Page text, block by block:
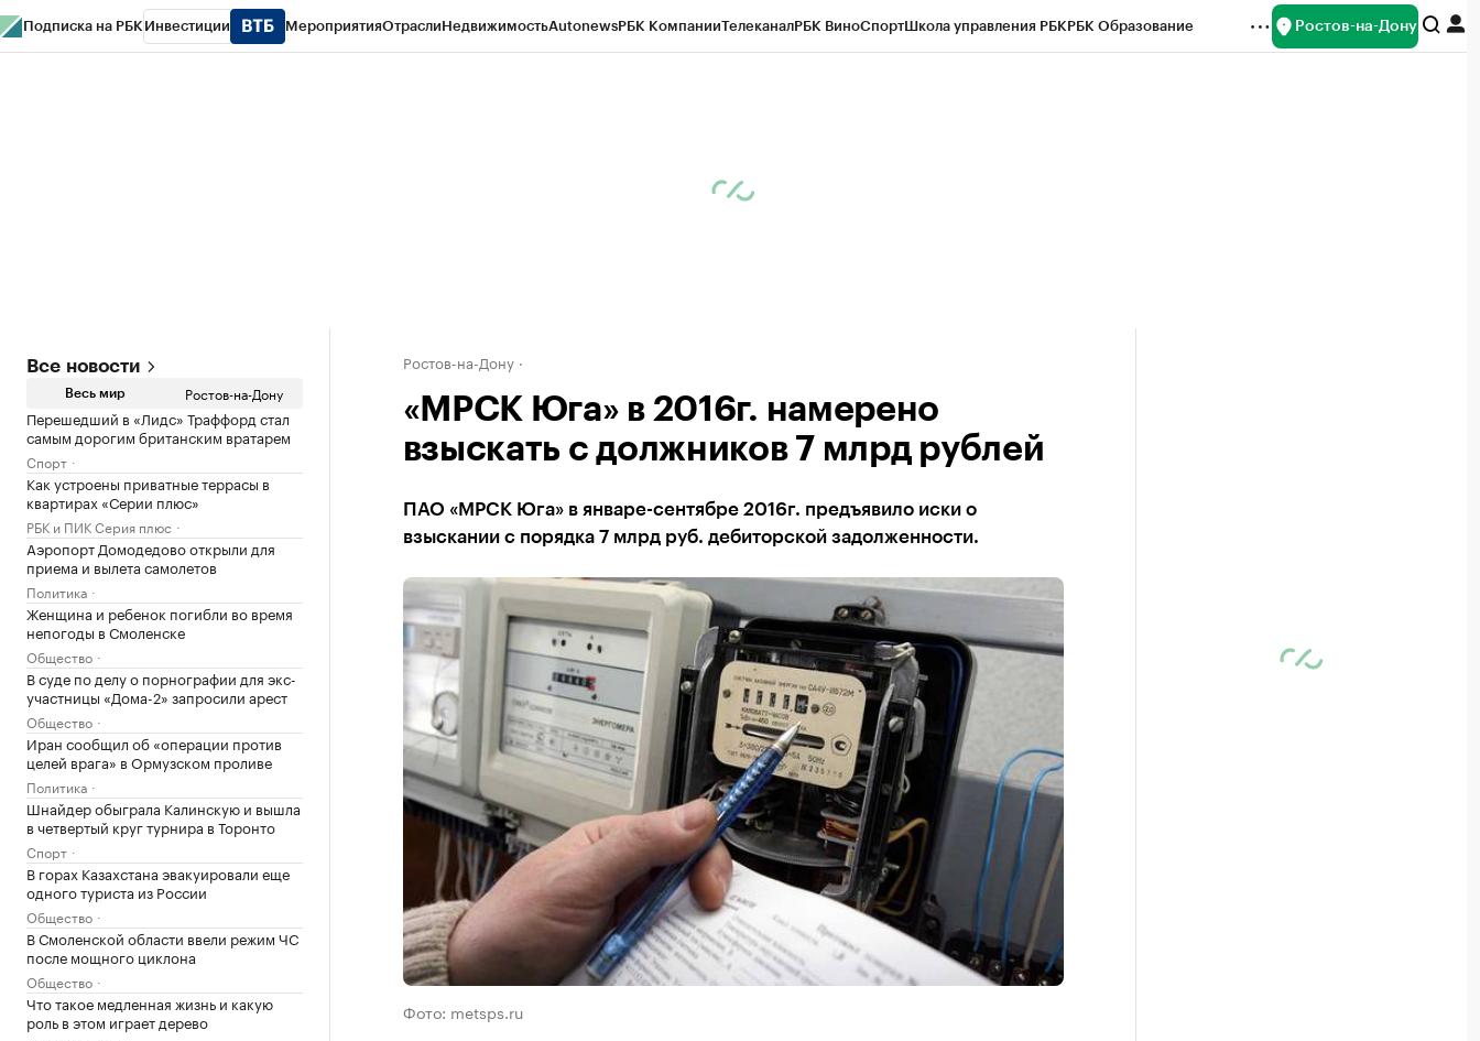
Подписка на РБК Инвестиции МероприятияОтраслиНедвижимостьAutonewsРБК КомпанииТелеканалРБК ВиноСпортШкола управления РБКРБК Образование Ростов-на-Дону
Все новости
Весь мир Ростов-на-Дону
Перешедший в «Лидс» Траффорд стал
самым дорогим британским вратарем
Спорт
Как устроены приватные террасы в
квартирах «Серии плюс»
РБК и ПИК Серия плюс
Аэропорт Домодедово открыли для
приема и вылета самолетов
Политика
Женщина и ребенок погибли во время
непогоды в Смоленске
Общество
В суде по делу о порнографии для экс-
участницы «Дома-2» запросили арест
Общество
Иран сообщил об «операции против
целей врага» в Ормузском проливе
Политика
Шнайдер обыграла Калинскую и вышла
в четвертый круг турнира в Торонто
Спорт
В горах Казахстана эвакуировали еще
одного туриста из России
Общество
В Смоленской области ввели режим ЧС
после мощного циклона
Общество
Что такое медленная жизнь и какую
роль в этом играет дерево
Ростов-на-Дону
«МРСК Юга» в 2016г. намерено
взыскать с должников 7 млрд рублей
ПАО «МРСК Юга» в январе-сентябре 2016г. предъявило иски о
взыскании с порядка 7 млрд руб. дебиторской задолженности.
Фото: metsps.ru